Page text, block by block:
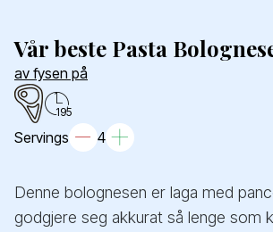
Vår beste Pasta
av fysen på
195
Servings 4
Denne bolognesen er laga med
godgjere seg akkurat så lenge som